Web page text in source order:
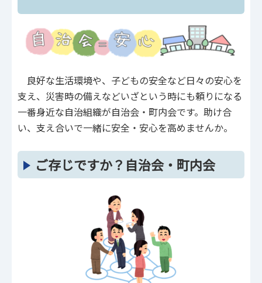
良好な生活環境や、子どもの安全など日々の安心を
支え、災害時の備えなどいざという時にも頼りになる
一番身近な自治組織が自治会・町内会です。助け合
い、支え合いで一緒に安全・安心を高めませんか。
ご存じですか？自治会・町内会